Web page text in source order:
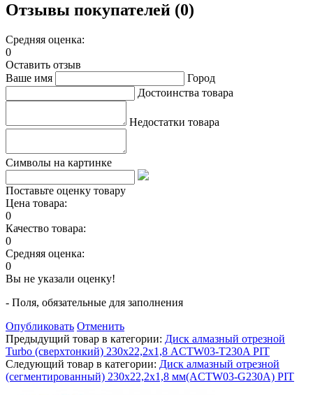
Отзывы покупателей (0)
Средняя оценка:
0
Оставить отзыв
Ваше имя
Город
Достоинства товара
Недостатки товара
Символы на картинке
Поставьте оценку товару
Цена товара:
0
Качество товара:
0
Средняя оценка:
0
Вы не указали оценку!
- Поля, обязательные для заполнения
Опубликовать Отменить
Предыдущий товар в категории: Диск алмазный отрезной
Turbo (сверхтонкий) 230х22,2х1,8 ACTW03-T230A PIT
Следующий товар в категории: Диск алмазный отрезной
(сегментированный) 230x22,2x1,8 мм(ACTW03-G230A) PIT